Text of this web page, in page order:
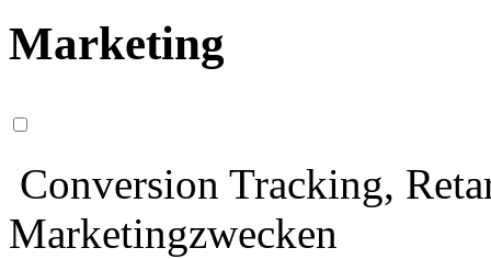
Marketing
Conversion Tracking,
Marketingzwecken